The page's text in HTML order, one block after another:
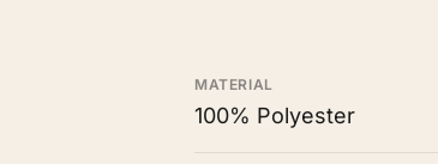
MATERIAL
100% Polyester